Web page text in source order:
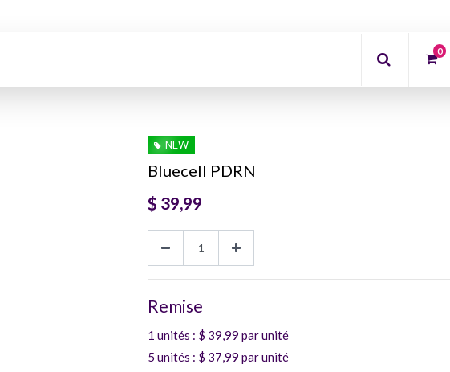
0
NEW
Bluecell PDRN
$ 39,99
Remise
1 unités : $ 39,99 par unité
5 unités : $ 37,99 par unité